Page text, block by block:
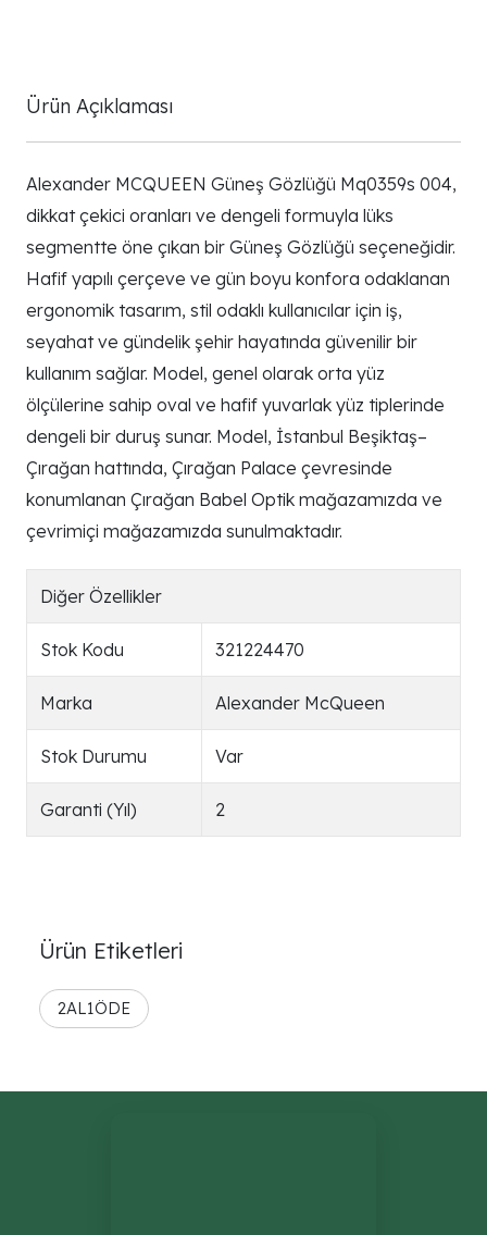
Ürün Açıklaması
Alexander MCQUEEN Güneş Gözlüğü Mq0359s 004,
dikkat çekici oranları ve dengeli formuyla lüks
segmentte öne çıkan bir Güneş Gözlüğü seçeneğidir.
Hafif yapılı çerçeve ve gün boyu konfora odaklanan
ergonomik tasarım, stil odaklı kullanıcılar için iş,
seyahat ve gündelik şehir hayatında güvenilir bir
kullanım sağlar. Model, genel olarak orta yüz
ölçülerine sahip oval ve hafif yuvarlak yüz tiplerinde
dengeli bir duruş sunar. Model, İstanbul Beşiktaş–
Çırağan hattında, Çırağan Palace çevresinde
konumlanan Çırağan Babel Optik mağazamızda ve
çevrimiçi mağazamızda sunulmaktadır.
Diğer Özellikler
Stok Kodu 321224470
Marka Alexander McQueen
Stok Durumu Var
Garanti (Yıl) 2
Ürün Etiketleri
2AL1ÖDE